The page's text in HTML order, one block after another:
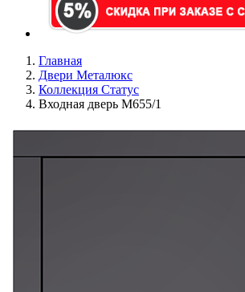
Главная
Двери Металюкс
Коллекция Статус
Входная дверь М655/1